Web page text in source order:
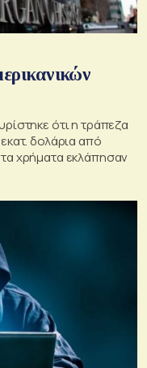
ότι η τράπεζα
δολάρια από
χρήματα εκλάπησαν